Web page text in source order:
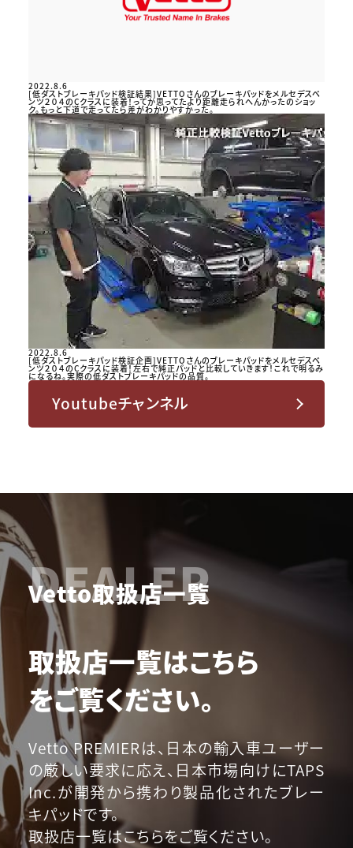
2022.8.6
[低ダストブレーキパッド検証結果]VETTOさんのブレーキパッドをメルセデスベ
ンツ２０４のCクラスに装着！ってか思ってたより距離走られへんかったのショッ
ク。もっと下道で走ってたら差がわかりやすかった。
2022.8.6
[低ダストブレーキパッド検証企画]VETTOさんのブレーキパッドをメルセデスベ
ンツ２０４のCクラスに装着！左右で純正パッドと比較していきます！これで明るみ
になるね。実際の低ダストブレーキパッドの品質。
Youtubeチャンネル
DEALER
Vetto取扱店一覧
取扱店一覧はこちら
をご覧ください。
Vetto PREMIERは、日本の輸入車ユーザー
の厳しい要求に応え、日本市場向けにTAPS
Inc.が開発から携わり製品化されたブレー
キパッドです。
取扱店一覧はこちらをご覧ください。